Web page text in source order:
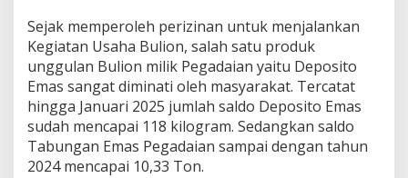
a
y
a
n
a
n
D
e
p
Sejak memperoleh perizinan untuk menjalankan
Kegiatan Usaha Bulion, salah satu produk
unggulan Bulion milik Pegadaian yaitu Deposito
Emas sangat diminati oleh masyarakat. Tercatat
hingga Januari 2025 jumlah saldo Deposito Emas
sudah mencapai 118 kilogram. Sedangkan saldo
Tabungan Emas Pegadaian sampai dengan tahun
2024 mencapai 10,33 Ton.